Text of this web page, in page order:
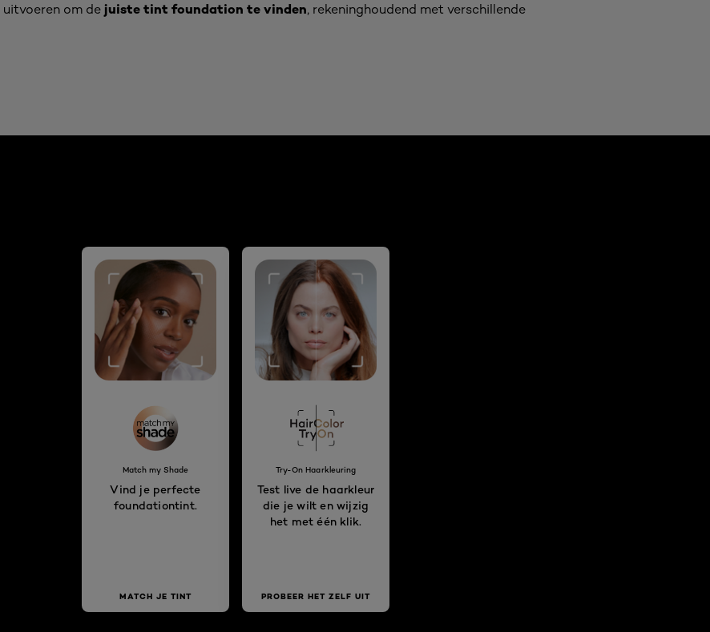
uitvoeren om de juiste tint foundation te vinden, rekeninghoudend met verschillende
Match my Shade
Vind je perfecte
foundationtint.
MATCH JE TINT
Try-On Haarkleuring
Test live de haarkleur
die je wilt en wijzig
het met één klik.
PROBEER HET ZELF UIT